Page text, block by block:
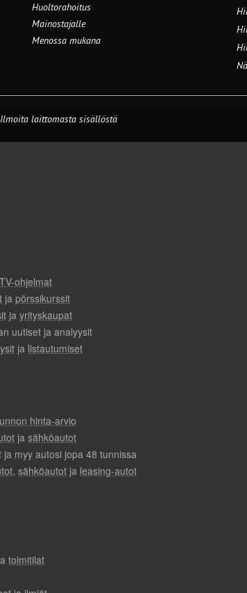
Huoltorahoitus
Mainostajalle
Menossa mukana
Ilmoita laittomasta sisällöstä